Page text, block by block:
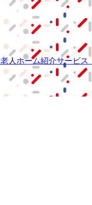
老人ホーム紹介サービス